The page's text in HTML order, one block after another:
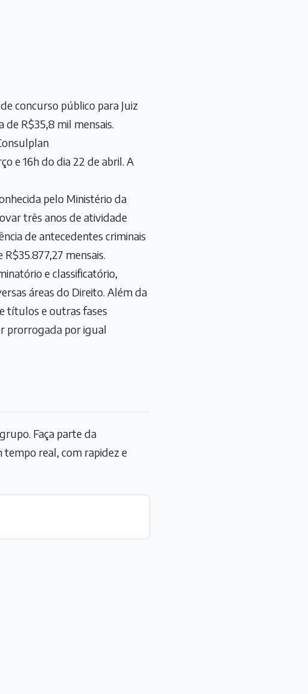
concurso público para Juiz
R$35,8 mil mensais.
e 16h do dia 22 de abril. A
pelo Ministério da
três anos de atividade
de antecedentes criminais
mensais.
e classificatório,
áreas do Direito. Além da
títulos e outras fases
prorrogada por igual
Faça parte da
tempo real, com rapidez e